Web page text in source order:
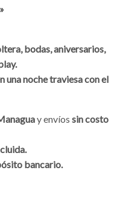
bodas, aniversarios,
una noche traviesa con el
y envíossin costo
bancario.